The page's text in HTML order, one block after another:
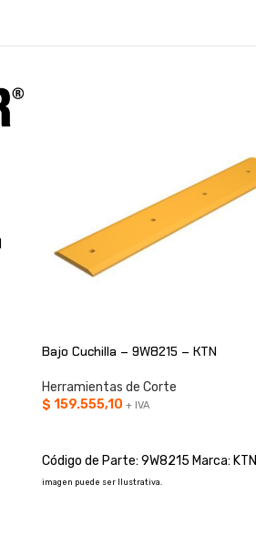
Bajo Cuchilla – 9W8215 – KTN
Herramientas de Corte
$ 159.555,10 + IVA
Código de Parte: 9W8215 Marca: KTN
imagen puede ser Ilustrativa.